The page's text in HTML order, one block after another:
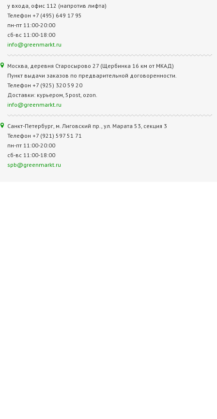
у входа, офис 112 (напротив лифта)
Телефон +7 (495) 649 17 95
пн-пт 11:00-20:00
сб-вс 11:00-18:00
info@greenmarkt.ru
Москва, деревня Старосырово 27 (Щербинка 16 км от МКАД)
Пункт выдачи заказов по предварительной договоренности.
Телефон +7 (925) 320 59 20
Доставки: курьером, 5post, ozon.
info@greenmarkt.ru
Санкт-Петербург, м. Лиговский пр., ул. Марата 53, секция 3
Телефон +7 (921) 597 51 71
пн-пт 11:00-20:00
сб-вс 11:00-18:00
spb@greenmarkt.ru